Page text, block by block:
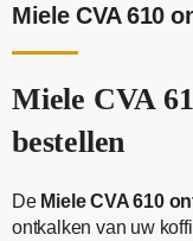
Miele CVA 610
Miele CVA
bestellen
De Miele CVA 610
ontkalken van uw